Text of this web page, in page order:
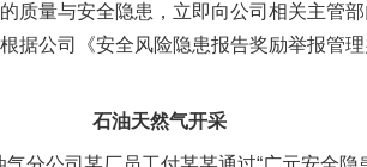
质量与安全隐患，立即向公司相关主管
据公司《安全风险隐患报告奖励举报管
石油天然气开采